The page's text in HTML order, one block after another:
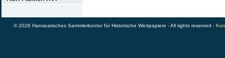
© 2026 Hanseatisches Sammlerkontor für Historische Wertpapiere - All rights reserved -